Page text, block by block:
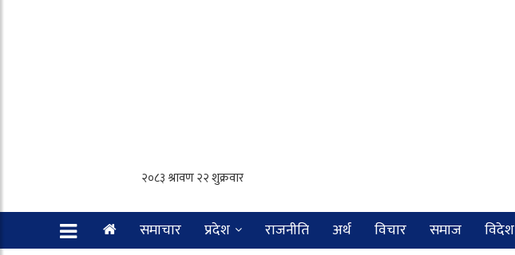
समाचार प्रदेश राजनीति अर्थ विचार समाज विदेश